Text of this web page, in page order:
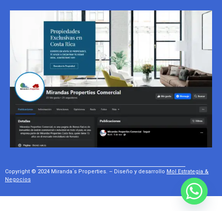
Copyright © 2024 Miranda´s Properties. – Diseño y desarrollo Mol Estrategia &
Negocios